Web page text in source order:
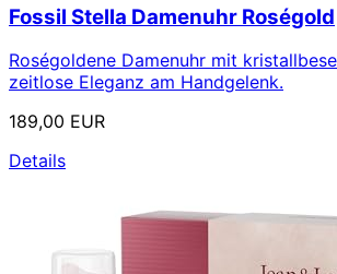
Fossil Stella Damenuhr Roségold
Roségoldene Damenuhr mit
zeitlose Eleganz am Handgelenk.
189,00 EUR
Details